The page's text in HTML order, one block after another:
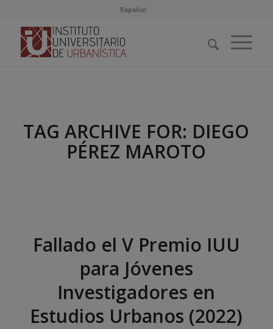
Español
TAG ARCHIVE FOR: DIEGO
PÉREZ MAROTO
Fallado el V Premio IUU
para Jóvenes
Investigadores en
Estudios Urbanos (2022)